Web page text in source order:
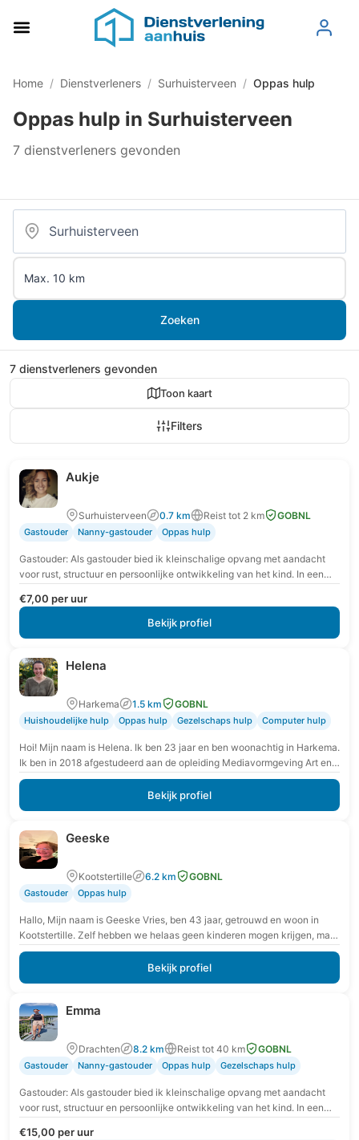
Home / Dienstverleners / Surhuisterveen / Oppas hulp
Oppas hulp in Surhuisterveen
7 dienstverleners gevonden
Zoeken
7 dienstverleners gevonden
Toon kaart
Filters
Aukje
Surhuisterveen 0.7 km Reist tot 2 km GOBNL
Gastouder Nanny-gastouder Oppas hulp
Gastouder: Als gastouder bied ik kleinschalige opvang met aandacht
voor rust, structuur en persoonlijke ontwikkeling van het kind. In een
€7,00 per uur
Bekijk profiel
Helena
Harkema 1.5 km GOBNL
Huishoudelijke hulp Oppas hulp Gezelschaps hulp Computer hulp
Hoi! Mijn naam is Helena. Ik ben 23 jaar en ben woonachtig in Harkema.
Ik ben in 2018 afgestudeerd aan de opleiding Mediavormgeving Art en…
Bekijk profiel
Geeske
Kootstertille 6.2 km GOBNL
Gastouder Oppas hulp
Hallo, Mijn naam is Geeske Vries, ben 43 jaar, getrouwd en woon in
Kootstertille. Zelf hebben we helaas geen kinderen mogen krijgen, maar
het werken…
Bekijk profiel
Emma
Drachten 8.2 km Reist tot 40 km GOBNL
Gastouder Nanny-gastouder Oppas hulp Gezelschaps hulp
Gastouder: Als gastouder bied ik kleinschalige opvang met aandacht
voor rust, structuur en persoonlijke ontwikkeling van het kind. In een
€15,00 per uur